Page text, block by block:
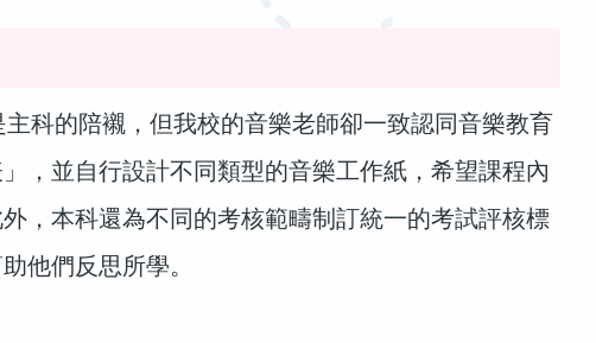
的陪襯，但我校的音樂老師卻一致認同音樂教育
，並自行設計不同類型的音樂工作紙，希望課程內
，本科還為不同的考核範疇制訂統一的考試評核標
他們反思所學。